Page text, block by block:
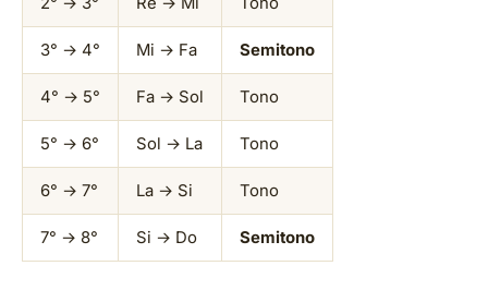
3° → 4° Mi → Fa Semitono
4° → 5° Fa → Sol Tono
5° → 6° Sol → La Tono
6° → 7° La → Si Tono
7° → 8° Si → Do Semitono